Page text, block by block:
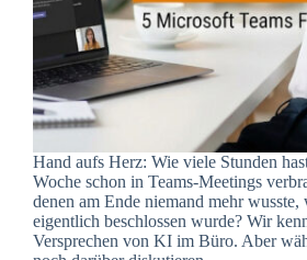
Hand aufs Herz: Wie viele Stunden
Woche schon in Teams-Meetings
denen am Ende niemand mehr wusste,
eigentlich beschlossen wurde? Wir
Versprechen von KI im Büro. Aber